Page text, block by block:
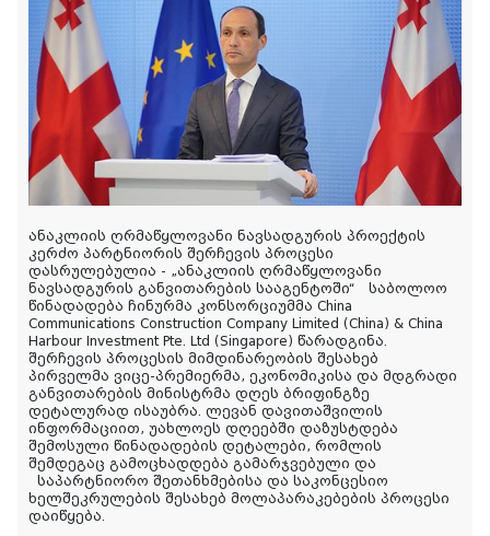
ანაკლიის ღრმაწყლოვანი ნავსადგურის პროექტის
კერძო პარტნიორის შერჩევის პროცესი
დასრულებულია - „ანაკლიის ღრმაწყლოვანი
ნავსადგურის განვითარების სააგენტოში“ საბოლოო
წინადადება ჩინურმა კონსორციუმმა China
Communications Construction Company Limited (China) & China
Harbour Investment Pte. Ltd (Singapore) წარადგინა.
შერჩევის პროცესის მიმდინარეობის შესახებ
პირველმა ვიცე-პრემიერმა, ეკონომიკისა და მდგრადი
განვითარების მინისტრმა დღეს ბრიფინგზე
დეტალურად ისაუბრა. ლევან დავითაშვილის
ინფორმაციით, უახლოეს დღეებში დაზუსტდება
შემოსული წინადადების დეტალები, რომლის
შემდეგაც გამოცხადდება გამარჯვებული და
საპარტნიორო შეთანხმებისა და საკონცესიო
ხელშეკრულების შესახებ მოლაპარაკებების პროცესი
დაიწყება.